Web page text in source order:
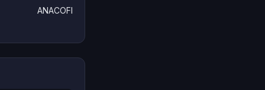
ANACOFI